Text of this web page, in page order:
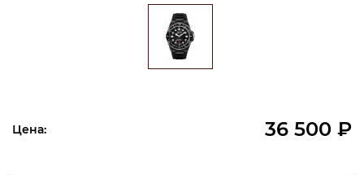
Цена: 36 500 ₽